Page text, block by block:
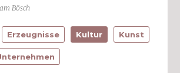
Bösch
Erzeugnisse Kultur Kunst